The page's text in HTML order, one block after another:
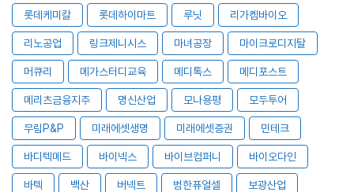
롯데케미칼 롯데하이마트 루닛 리가켐바이오
리노공업 링크제니시스 마녀공장 마이크로디지탈
머큐리 메가스터디교육 메디톡스 메디포스트
메리츠금융지주 명신산업 모나용평 모두투어
무림P&P 미래에셋생명 미래에셋증권 민테크
바디텍메드 바이넥스 바이브컴퍼니 바이오다인
바텍 백산 버넥트 범한퓨얼셀 보광산업